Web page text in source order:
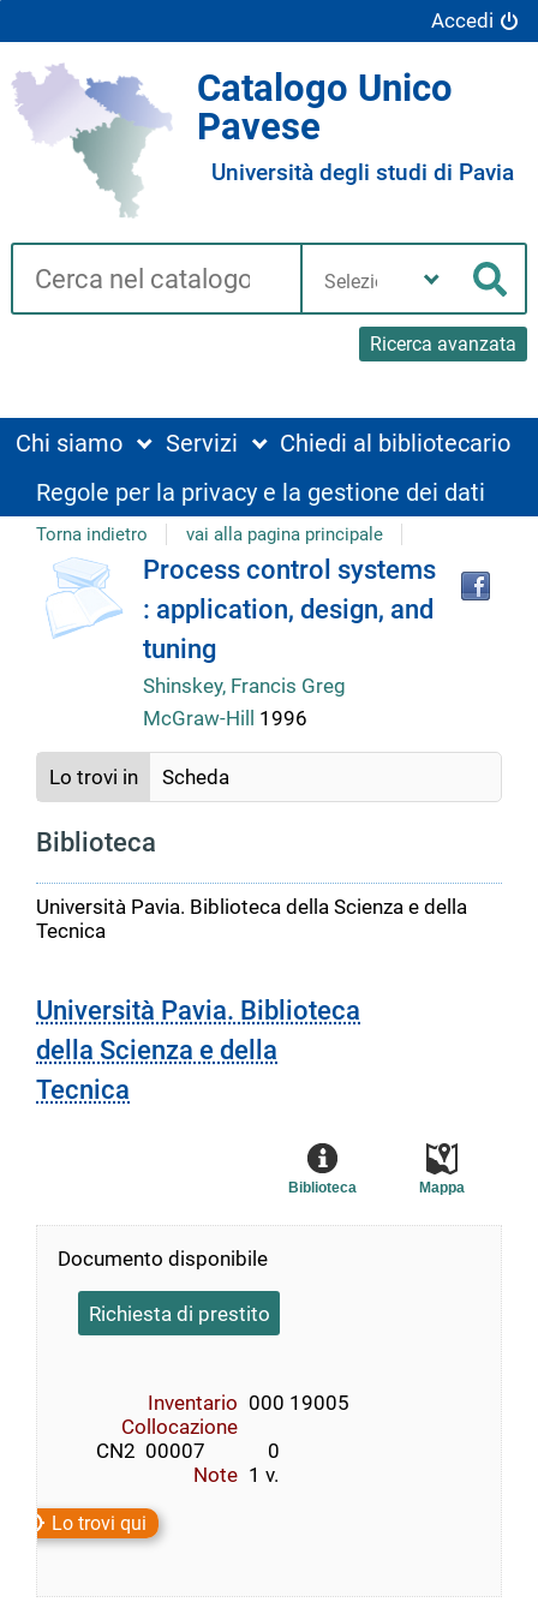
Accedi
Catalogo Unico
Pavese
Università degli studi di Pavia
Cerca su "Catalogo"
Ricerca avanzata
biblioteca
Chi siamo Servizi
Chiedi al bibliotecario
Regole per la privacy e la gestione dei dati
Torna indietro vai alla pagina principale
Dettaglio
del
documento
Process control systems
: application, design, and
tuning
Shinskey, Francis Greg
McGraw-Hill 1996
Lo trovi in Scheda
Biblioteca
Università Pavia. Biblioteca della Scienza e della
Tecnica
Università Pavia. Biblioteca
della Scienza e della
Tecnica
Mappa
Biblioteca
Documento disponibile
Richiesta di prestito
Inventario 000 19005
Collocazione
        CN2  00007             0
Note 1 v.
Lo trovi qui